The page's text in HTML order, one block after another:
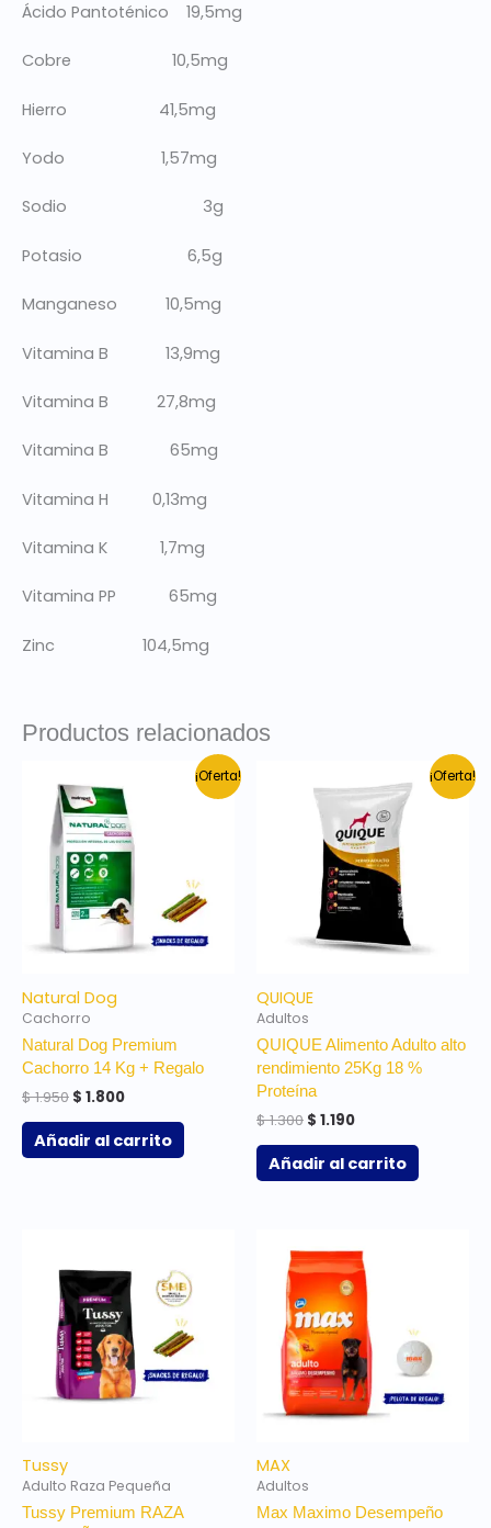
Ácido Pantoténico 19,5mg
Cobre 10,5mg
Hierro 41,5mg
Yodo 1,57mg
Sodio 3g
Potasio 6,5g
Manganeso 10,5mg
Vitamina B 13,9mg
Vitamina B 27,8mg
Vitamina B 65mg
Vitamina H 0,13mg
Vitamina K 1,7mg
Vitamina PP 65mg
Zinc 104,5mg
Productos relacionados
¡Oferta!
Natural Dog
Cachorro
Natural Dog Premium
Cachorro 14 Kg + Regalo
$1.950
precio
original
era:
$ 1.950.
$ 1.800
actual
es:
$ 1.800.
Añadir al carrito
¡Oferta!
QUIQUE
Adultos
QUIQUE Alimento Adulto alto
rendimiento 25Kg 18 %
Proteína
$1.300
precio
original
era:
$ 1.300.
$ 1.190
precio
actual
es:
$ 1.190.
Añadir al carrito
Tussy
Adulto Raza Pequeña
Tussy Premium RAZA
MAX
Adultos
Max Maximo Desempeño